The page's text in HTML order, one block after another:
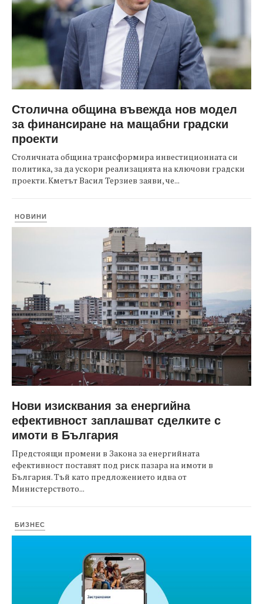
Столична община въвежда нов модел
за финансиране на мащабни градски
проекти
Столичната община трансформира инвестиционната си
политика, за да ускори реализацията на ключови градски
проекти. Кметът Васил Терзиев заяви, че...
НОВИНИ
Нови изисквания за енергийна
ефективност заплашват сделките с
имоти в България
Предстоящи промени в Закона за енергийната
ефективност поставят под риск пазара на имоти в
България. Тъй като предложението идва от
Министерството...
БИЗНЕС